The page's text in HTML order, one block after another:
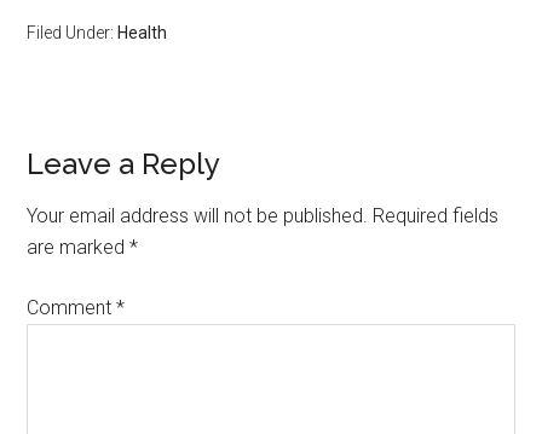
Filed Under: Health
Leave a Reply
Your email address will not be published. Required fields
are marked*
Comment*